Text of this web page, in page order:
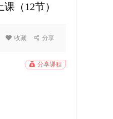
（12节）
 收藏  分享
 分享课程